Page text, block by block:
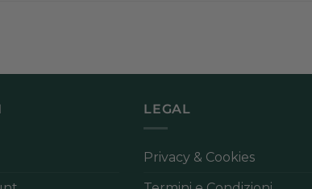
LEGAL
Privacy & Cookies